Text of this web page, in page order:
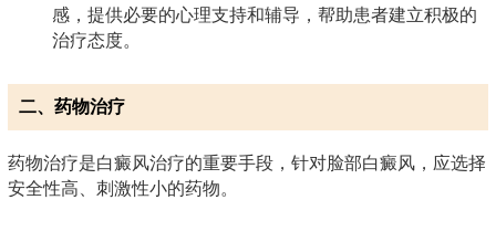
感，提供必要的心理支持和辅导，帮助患者建立积极的
治疗态度。
二、药物治疗
药物治疗是白癜风治疗的重要手段，针对脸部白癜风，应选择
安全性高、刺激性小的药物。